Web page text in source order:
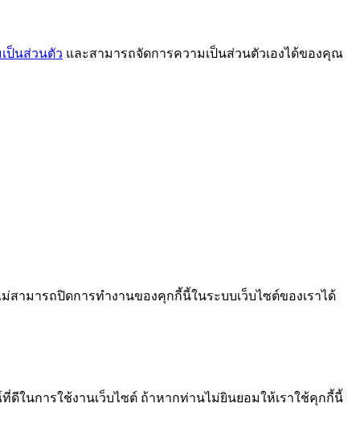
ป็นส่วนตัว และสามารถจัดการความเป็นส่วนตัวเองได้ของคุณ
ามารถปิดการทำงานของคุกกี้นี้ในระบบเว็บไซต์ของเราได้
ในการใช้งานเว็บไซต์ ถ้าหากท่านไม่ยินยอมให้เราใช้คุกกี้นี้